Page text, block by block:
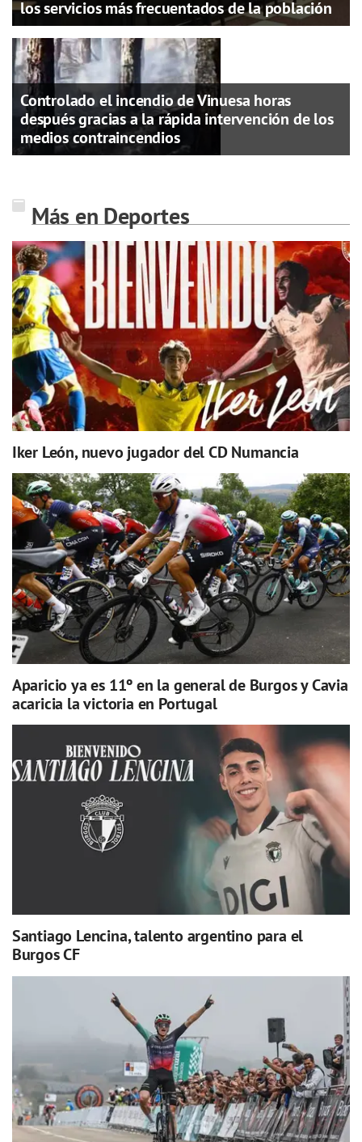
los servicios más frecuentados de la población
Controlado el incendio de Vinuesa horas
después gracias a la rápida intervención de los
medios contraincendios
Más en Deportes
Iker León, nuevo jugador del CD Numancia
Aparicio ya es 11º en la general de Burgos y Cavia
acaricia la victoria en Portugal
Santiago Lencina, talento argentino para el
Burgos CF